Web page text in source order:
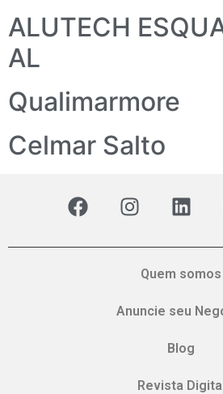
ALUTECH
AL
Qualimarmore
Celmar Salto
Quem somos
Anuncie seu
Blog
Revista